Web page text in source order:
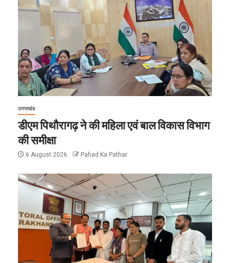
उत्तराखंड
डीएम पिथौरागढ़ ने की महिला एवं बाल विकास विभाग
की समीक्षा
6 August 2026 Pahad Ka Pathar